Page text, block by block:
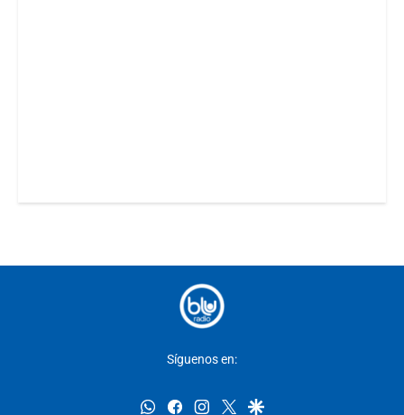
Síguenos en:
whatsappfacebookinstagram
twittergoogle